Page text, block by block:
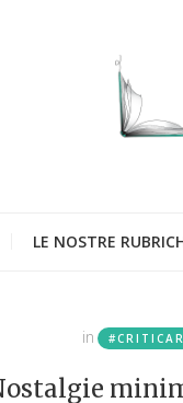
LE NOSTRE
in